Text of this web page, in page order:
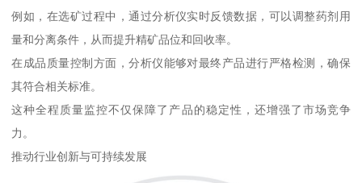
例如，在选矿过程中，通过分析仪实时反馈数据，可以调整药剂用
量和分离条件，从而提升精矿品位和回收率。
在成品质量控制方面，分析仪能够对最终产品进行严格检测，确保
其符合相关标准。
这种全程质量监控不仅保障了产品的稳定性，还增强了市场竞争
力。
推动行业创新与可持续发展